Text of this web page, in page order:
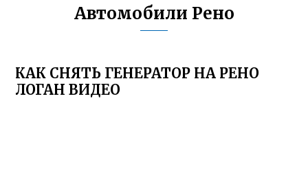
Автомобили Рено
КАК СНЯТЬ ГЕНЕРАТОР НА РЕНО
ЛОГАН ВИДЕО